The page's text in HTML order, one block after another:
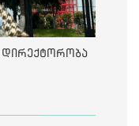
დირექტორობა